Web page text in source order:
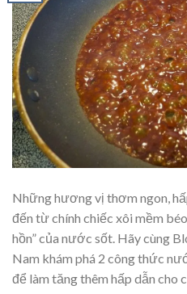
Những hương vị thơm ngon,
đến từ chính chiếc xôi mềm
hồn” của nước sốt. Hãy cùng
Nam khám phá 2 công thức
để làm tăng thêm hấp dẫn cho